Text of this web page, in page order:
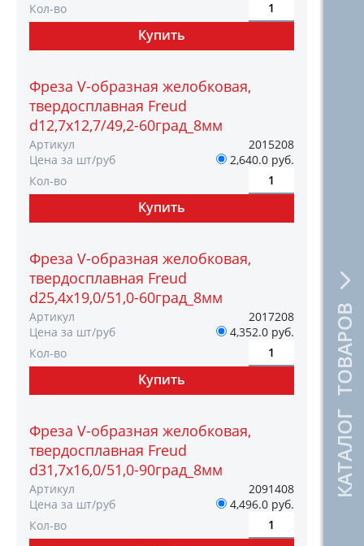
КАТАЛОГ ТОВАРОВ
Кол-во
Фреза V-образная желобковая,
твердосплавная Freud
d12,7х12,7/49,2-60град_8мм
Артикул
2015208
Цена за шт/руб
2,640.0 руб.
Кол-во
Фреза V-образная желобковая,
твердосплавная Freud
d25,4х19,0/51,0-60град_8мм
Артикул
2017208
Цена за шт/руб
4,352.0 руб.
Кол-во
Фреза V-образная желобковая,
твердосплавная Freud
d31,7х16,0/51,0-90град_8мм
Артикул
2091408
Цена за шт/руб
4,496.0 руб.
Кол-во